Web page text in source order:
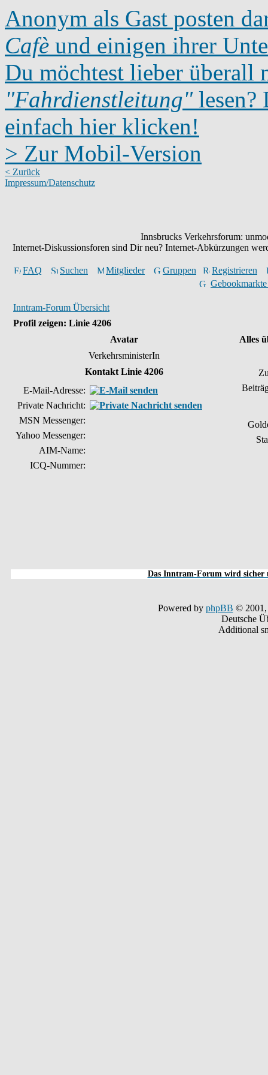
Anonym als Gast posten
Cafè und einigen ihrer
Du möchtest lieber überall
"Fahrdienstleitung"lesen?
einfach hier klicken!
> Zur Mobil-Version
< Zurück
Impressum/Datenschutz
Innsbrucks Verkehrsforum:
Internet-Diskussionsforen sind Dir neu? Internet-Abkürzungen
FAQ Suchen Mitglieder Gruppen
Registrieren
Inntram-Forum Übersicht
Profil zeigen: Linie 4206
Avatar
Alles
VerkehrsministerIn
Kontakt Linie 4206
E-Mail-Adresse:
Private Nachricht:
MSN Messenger:
Yahoo Messenger:
AIM-Name:
ICQ-Nummer:
Das Inntram-Forum wird sicher
Powered by phpBB © 2001,
Deutsche
Additional